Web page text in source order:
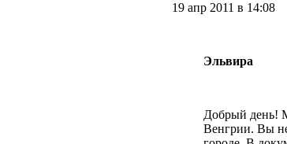
19 апр 2011 в 14:08
Эльвира
Добрый день!
Венгрии. Вы не